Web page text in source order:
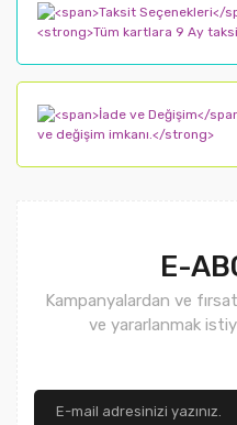
E-
Kampanyalardan ve
ve yararlanmak